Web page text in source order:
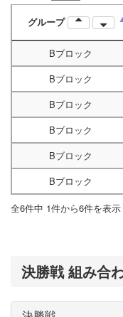
グループ
Bブロック
Bブロック
Bブロック
Bブロック
Bブロック
Bブロック
全6件中 1件から6件を表示
決勝戦 組み合